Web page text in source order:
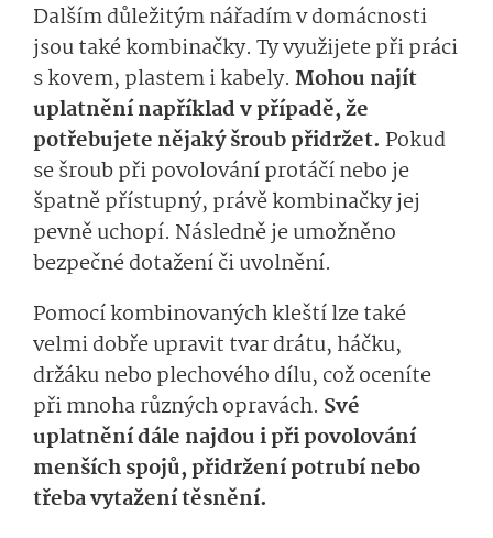
Dalším důležitým nářadím v domácnosti
jsou také kombinačky. Ty využijete při práci
s kovem, plastem i kabely. Mohou najít
uplatnění například v případě, že
potřebujete nějaký šroub přidržet. Pokud
se šroub při povolování protáčí nebo je
špatně přístupný, právě kombinačky jej
pevně uchopí. Následně je umožněno
bezpečné dotažení či uvolnění.
Pomocí kombinovaných kleští lze také
velmi dobře upravit tvar drátu, háčku,
držáku nebo plechového dílu, což oceníte
při mnoha různých opravách. Své
uplatnění dále najdou i při povolování
menších spojů, přidržení potrubí nebo
třeba vytažení těsnění.